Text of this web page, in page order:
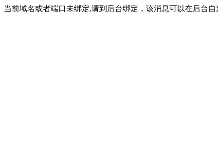
当前域名或者端口未绑定,请到后台绑定，该消息可以在后台自